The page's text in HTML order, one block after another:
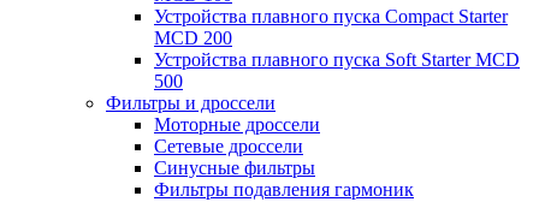
Устройства плавного пуска Compact Starter
MCD 200
Устройства плавного пуска Soft Starter MCD
500
Фильтры и дроссели
Моторные дроссели
Сетевые дроссели
Синусные фильтры
Фильтры подавления гармоник